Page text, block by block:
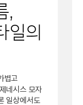
,
일의
볍고
네시스 모자
일상에서도